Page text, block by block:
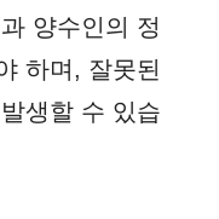
양수인의 정
하며, 잘못된
생할 수 있습